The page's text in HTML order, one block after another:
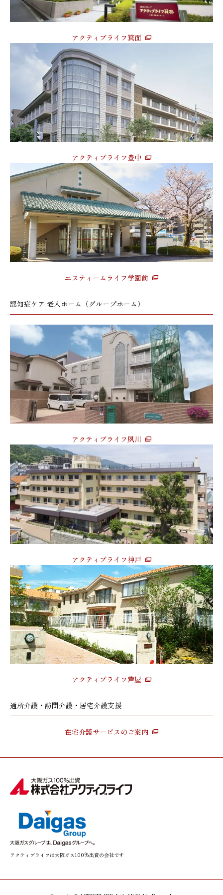
アクティブライフ箕面
アクティブライフ豊中
エスティームライフ学園前
認知症ケア 老人ホーム（グループホーム）
アクティブライフ夙川
アクティブライフ神戸
アクティブライフ芦屋
通所介護・訪問介護・居宅介護支援
在宅介護サービスのご案内
アクティブライフは大阪ガス100%出資の会社です